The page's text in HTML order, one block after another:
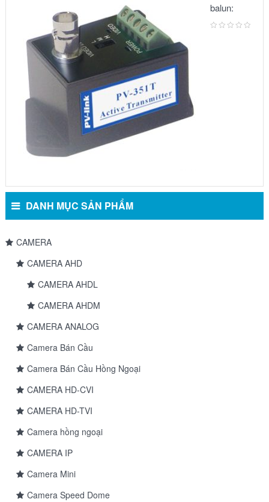
balun:
METSUKI
MS-351T
DANH MỤC SẢN PHẨM
CAMERA
CAMERA AHD
CAMERA AHDL
CAMERA AHDM
CAMERA ANALOG
Camera Bán Cầu
Camera Bán Cầu Hồng Ngoại
CAMERA HD-CVI
CAMERA HD-TVI
Camera hồng ngoại
CAMERA IP
Camera Mini
Camera Speed Dome